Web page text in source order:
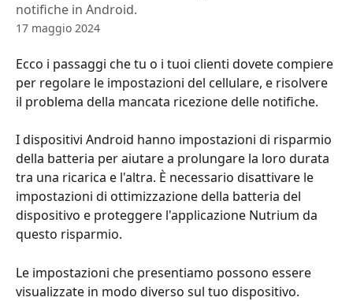
notifiche in Android.
17 maggio 2024
Ecco i passaggi che tu o i tuoi clienti dovete compiere
per regolare le impostazioni del cellulare, e risolvere
il problema della mancata ricezione delle notifiche.
I dispositivi Android hanno impostazioni di risparmio
della batteria per aiutare a prolungare la loro durata
tra una ricarica e l'altra. È necessario disattivare le
impostazioni di ottimizzazione della batteria del
dispositivo e proteggere l'applicazione Nutrium da
questo risparmio.
Le impostazioni che presentiamo possono essere
visualizzate in modo diverso sul tuo dispositivo.